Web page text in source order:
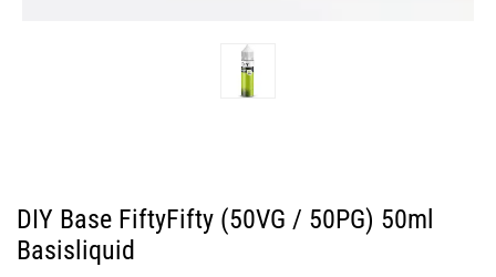
DIY Base FiftyFifty (50VG / 50PG) 50ml
Basisliquid